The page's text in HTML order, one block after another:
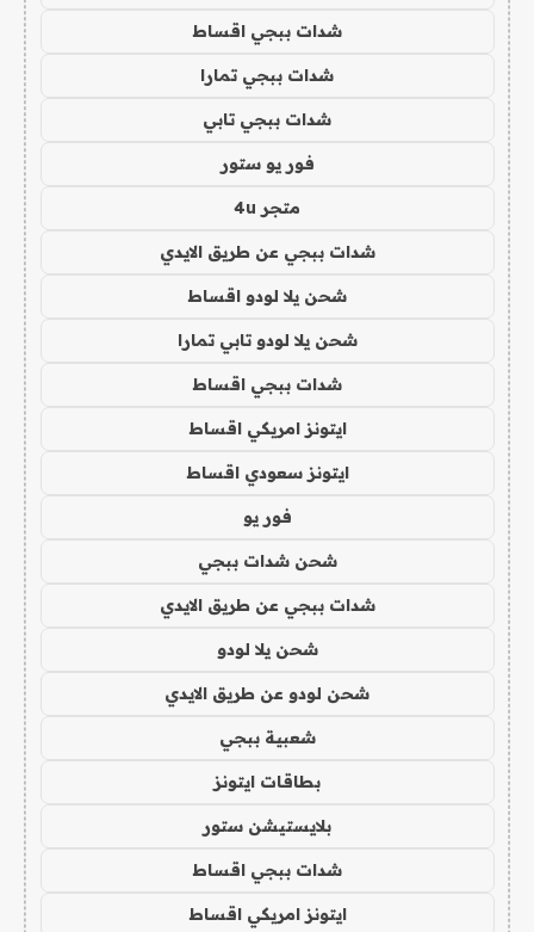
شدات ببجي اقساط
شدات ببجي تمارا
شدات ببجي تابي
فور يو ستور
متجر 4u
شدات ببجي عن طريق الايدي
شحن يلا لودو اقساط
شحن يلا لودو تابي تمارا
شدات ببجي اقساط
ايتونز امريكي اقساط
ايتونز سعودي اقساط
فور يو
شحن شدات ببجي
شدات ببجي عن طريق الايدي
شحن يلا لودو
شحن لودو عن طريق الايدي
شعبية ببجي
بطاقات ايتونز
بلايستيشن ستور
شدات ببجي اقساط
ايتونز امريكي اقساط